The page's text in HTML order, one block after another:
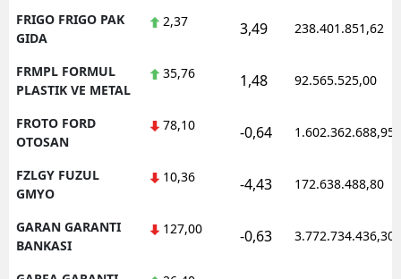
FRIGO FRIGO PAK
GIDA
2,37 3,49 238.401.851,62
FRMPL FORMUL
PLASTIK VE METAL
35,76 1,48 92.565.525,00
FROTO FORD
OTOSAN
78,10 -0,64 1.602.362.688,95
FZLGY FUZUL
GMYO
10,36 -4,43 172.638.488,80
GARAN GARANTI
BANKASI
127,00 -0,63 3.772.734.436,30